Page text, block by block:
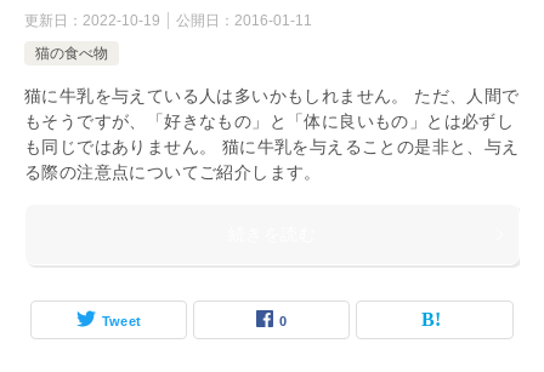
更新日： 2022-10-19 公開日： 2016-01-11
猫の食べ物
猫に牛乳を与えている人は多いかもしれません。 ただ、人間で
もそうですが、「好きなもの」と「体に良いもの」とは必ずし
も同じではありません。 猫に牛乳を与えることの是非と、与え
る際の注意点についてご紹介します。
Tweet 0